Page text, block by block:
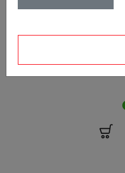
Axisflying
Air Unit Lite-hoz